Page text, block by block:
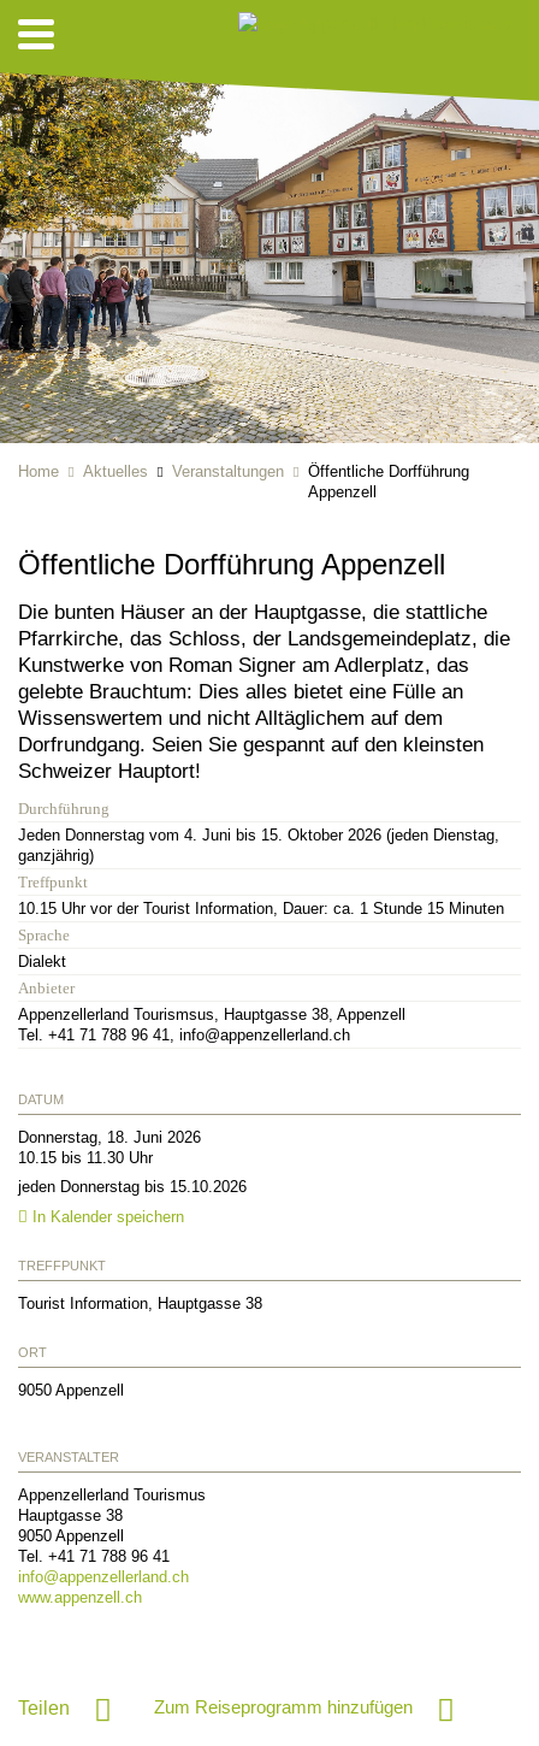
Home Aktuelles Veranstaltungen
Öffentliche Dorfführung
Appenzell
Öffentliche Dorfführung Appenzell
Die bunten Häuser an der Hauptgasse, die stattliche
Pfarrkirche, das Schloss, der Landsgemeindeplatz, die
Kunstwerke von Roman Signer am Adlerplatz, das
gelebte Brauchtum: Dies alles bietet eine Fülle an
Wissenswertem und nicht Alltäglichem auf dem
Dorfrundgang. Seien Sie gespannt auf den kleinsten
Schweizer Hauptort!
Durchführung
Jeden Donnerstag vom 4. Juni bis 15. Oktober 2026 (jeden Dienstag,
ganzjährig)
Treffpunkt
10.15 Uhr vor der Tourist Information, Dauer: ca. 1 Stunde 15 Minuten
Sprache
Dialekt
Anbieter
Appenzellerland Tourismsus, Hauptgasse 38, Appenzell
Tel. +41 71 788 96 41, info@appenzellerland.ch
DATUM
Donnerstag, 18. Juni 2026
10.15 bis 11.30 Uhr
jeden Donnerstag bis 15.10.2026
In Kalender speichern
TREFFPUNKT
Tourist Information, Hauptgasse 38
ORT
9050 Appenzell
VERANSTALTER
Appenzellerland Tourismus
Hauptgasse 38
9050 Appenzell
Tel. +41 71 788 96 41
info@appenzellerland.ch
www.appenzell.ch
Teilen Zum Reiseprogramm hinzufügen